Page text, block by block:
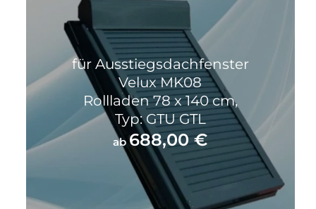
für Ausstiegsdachfenster
Velux MK08
Rollladen 78 x 140 cm,
Typ: GTU GTL
ab 688,00 €